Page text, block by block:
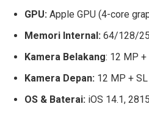
GPU: Apple GPU (4-core
Memori Internal: 64/128/
Kamera Belakang: 12 MP
Kamera Depan: 12 MP +
OS & Baterai: iOS 14.1,